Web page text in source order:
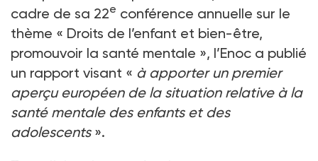
cadre de sa 22e conférence annuelle sur le
thème « Droits de l’enfant et bien-être,
promouvoir la santé mentale », l’Enoc a publié
un rapport visant « à apporter un premier
aperçu européen de la situation relative à la
santé mentale des enfants et des
adolescents».